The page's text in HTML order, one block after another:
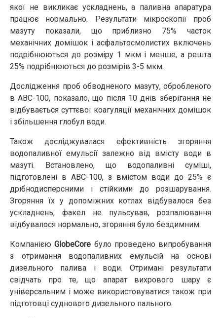
якої не викликає ускладнень, а паливна апаратура
працює нормально. Результати мікроскопії проб
мазуту показали, що приблизно 75% часток
механічних домішок і асфальтосмолистих включень
подрібнюються до розміру 1 мкм і менше, а решта
25% подрібнюються до розмірів 3-5 мкм.
Дослідження проб обводненого мазуту, обробленого
в АВС-100, показало, що після 10 днів зберігання не
відбувається суттєвої коагуляції механічних домішок
і збільшення глобул води.
Також досліджувалася ефективність згоряння
водопаливної емульсії залежно від вмісту води в
мазуті. Встановлено, що водопаливні суміші,
підготовлені в АВС-100, з вмістом води до 25% є
дрібнодисперсними і стійкими до розшарування.
Згоряння їх у допоміжних котлах відбувалося без
ускладнень, факел не пульсував, розпалювання
відбувалося нормально, згоряння було бездимним.
КомпанієюGlobeCore було проведено випробування
з отримання водопаливних емульсій на основі
дизельного палива і води. Отримані результати
свідчать про те, що апарат вихрового шару є
універсальним і може використовуватися також при
підготовці суднового дизельного пального.